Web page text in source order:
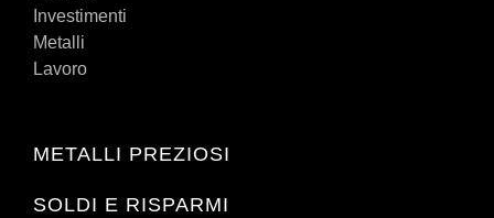
Investimenti
Metalli
Lavoro
METALLI PREZIOSI
SOLDI E RISPARMI